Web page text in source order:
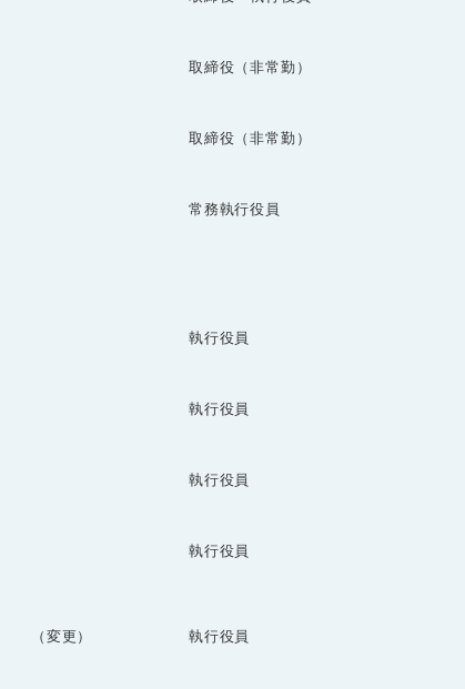
取締役（非常勤）
取締役（非常勤）
常務執行役員
執行役員
執行役員
執行役員
執行役員
（変更） 執行役員